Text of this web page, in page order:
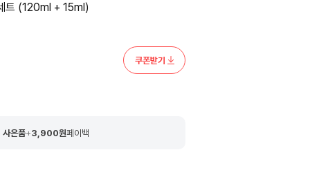
트 (120ml + 15ml)
쿠폰받기
사은품+3,900원페이백